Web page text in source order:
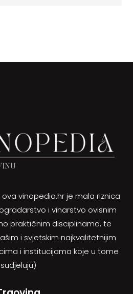
vinopedia.hr je mala riznica
i vinarstvo ovisnim
praktičnim disciplinama, te
i svjetskim najkvalitetnijim
i institucijama koje u tome
sudjeluju)